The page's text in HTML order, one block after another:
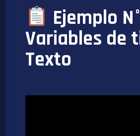
Ejemplo
Variables de
Texto